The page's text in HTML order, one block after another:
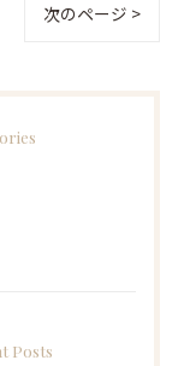
次のページ >
Posts